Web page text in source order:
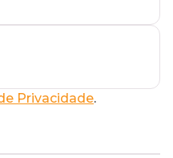
Privacidade.